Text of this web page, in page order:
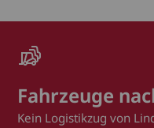
Fahrzeuge
Kein Logistikzug von